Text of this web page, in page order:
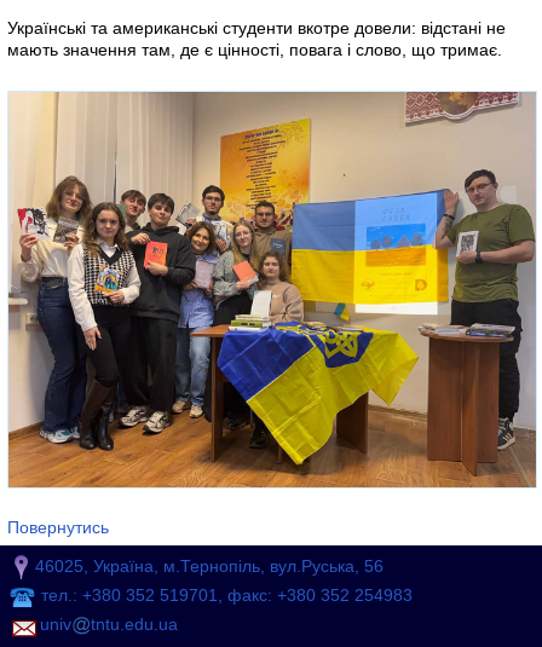
Українські та американські студенти вкотре довели: відстані не
мають значення там, де є цінності, повага і слово, що тримає.
Повернутись
46025, Україна, м.Тернопіль, вул.Руська, 56
тел.: +380 352 519701, факс: +380 352 254983
univ
tntu.edu.ua